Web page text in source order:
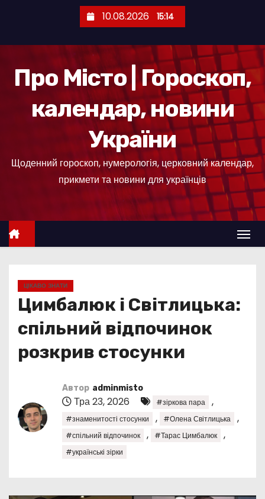
е
10.08.2026 15:14
Про Місто | Гороскоп,
календар, новини
України
Щоденний гороскоп, нумерологія, церковний календар,
прикмети та новини для українців
ЦІКАВО ЗНАТИ
Цимбалюк і Світлицька:
спільний відпочинок
розкрив стосунки
Автор adminmisto
Тра 23, 2026 #зіркова пара ,
#знаменитості стосунки , #Олена Світлицька ,
#спільний відпочинок , #Тарас Цимбалюк ,
#українські зірки